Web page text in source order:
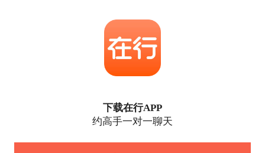
下载在行APP
约高手一对一聊天